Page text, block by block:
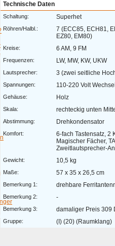
Technische Daten
Schaltung: Superhet
Röhren/Halbl.:
7 (ECC85, ECH81,
EZ80, EM80)
Kreise: 6 AM, 9 FM
Frequenzen: LW, MW, KW, UKW
Lautsprecher: 3 (zwei seitliche
Spannungen: 110-220 Volt
Gehäuse: Holz
Skala: rechteckig unten
Abstimmung: Drehkondensator
Komfort:
6-fach Tastensatz, 2
Magischer Fächer,
Zweitlautsprecher-
Gewicht: 10,5 kg
Maße: 57 x 35 x 26,5 cm
Bemerkung 1: drehbare
Bemerkung 2: -
Bemerkung 3: damaliger Preis 309
Gruppe: (I) (20) (Raumklang)